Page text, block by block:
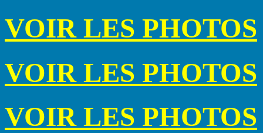
VOIR LES PHOTOS
VOIR LES PHOTOS
VOIR LES PHOTOS